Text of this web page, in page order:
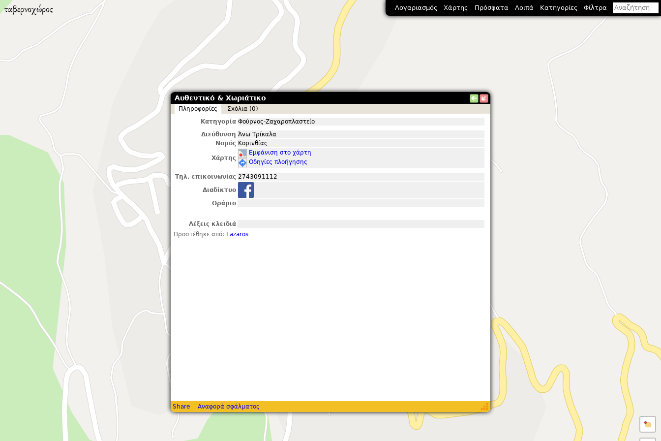
Αυθεντικό & Χωριάτικο
Πληροφορίες
Σxόλια (0)
Κατηγορία Φούρνος-Ζαχαροπλαστείο
Διεύθυνση Άνω Τρίκαλα
Νομός Κορινθίας
Χάρτης
Εμφάνιση στο χάρτη
Οδηγίες πλοήγησης
Τηλ. επικοινωνίας 2743091112
Διαδίκτυο
Ωράριο
Λέξεις κλειδιά
Προστέθηκε από: Lazaros
Share Αναφορά σφάλματος
Λογαριασμός Χάρτης Πρόσφατα Λοιπά Κατηγορίες Φίλτρα